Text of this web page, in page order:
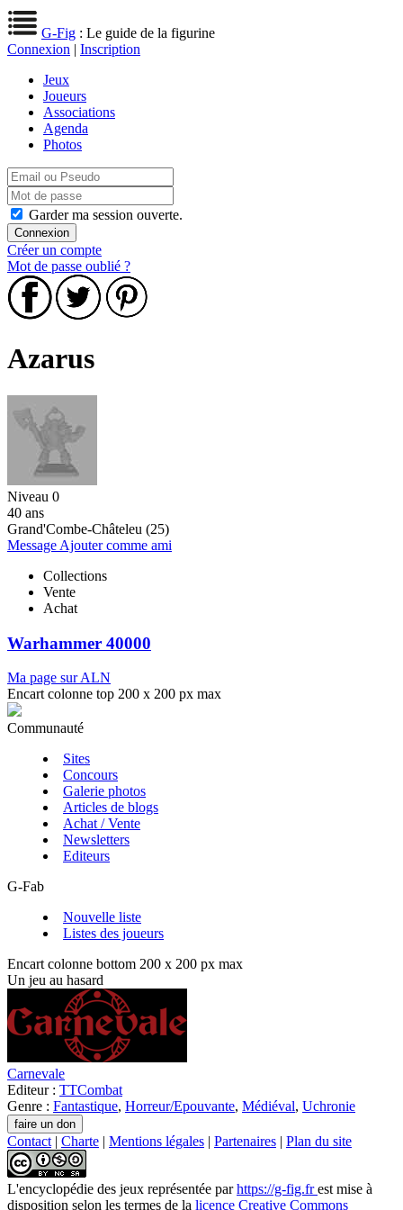
G-Fig : Le guide de la figurine
Connexion | Inscription
Jeux
Joueurs
Associations
Agenda
Photos
Garder ma session ouverte.
Créer un compte
Mot de passe oublié ?
Azarus
Niveau 0
40 ans
Grand'Combe-Châteleu (25)
Message Ajouter comme ami
Collections
Vente
Achat
Warhammer 40000
Ma page sur ALN
Encart colonne top 200 x 200 px max
Communauté
Sites
Concours
Galerie photos
Articles de blogs
Achat / Vente
Newsletters
Editeurs
G-Fab
Nouvelle liste
Listes des joueurs
Encart colonne bottom 200 x 200 px max
Un jeu au hasard
Carnevale
Editeur : TTCombat
Genre : Fantastique, Horreur/Epouvante, Médiéval, Uchronie
Contact | Charte | Mentions légales | Partenaires | Plan du site
L'encyclopédie des jeux représentée parhttps://g-fig.frest mise à
disposition selon les termes de la licence Creative Commons